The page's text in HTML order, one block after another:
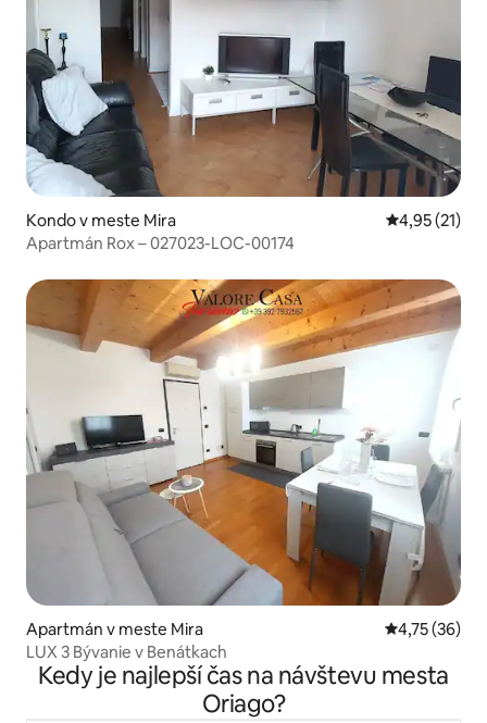
Kondo v meste Mira Priemerné
4,95 (21)
Apartmán Rox – 027023-LOC-00174
Apartmán v meste Mira Priemerné
4,75 (36)
LUX 3 Bývanie v Benátkach
Kedy je najlepší čas na návštevu mesta
Oriago?